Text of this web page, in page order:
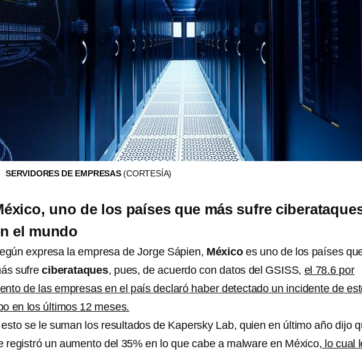
SERVIDORES DE EMPRESAS(CORTESÍA)
uno de los países que más sufre
el mundo
expresa la empresa de Jorge Sápien, Méxicoes uno de los países
sufreciberataques, pues, de acuerdo con datos del GSISS, el 78.6 por
de las empresas en el país declaró haber detectado un incidente de
en los últimos 12 meses.
se le suman los resultados de Kapersky Lab, quien en último año dijo
registró un aumento del 35% en lo que cabe a malware en México, lo cual